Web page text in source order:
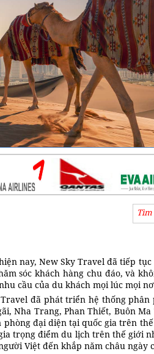
nay, New Sky Travel đã tiếp
sóc khách hàng chu đáo, và
cầu của du khách mọi lúc mọi
đã phát triển hệ thống
Nha Trang, Phan Thiết, Buôn
phòng đại diện tại quốc gia trên
trọng điểm du lịch trên thế giới
Việt đến khắp năm châu ngày